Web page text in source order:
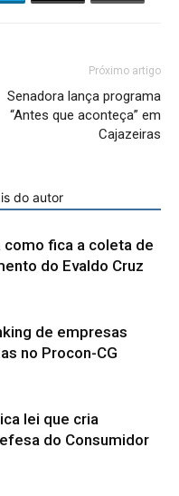
Próximo artigo
Senadora lança programa
“Antes que aconteça” em
Cajazeiras
do autor
como fica a coleta de
do Evaldo Cruz
de empresas
no Procon-CG
lei que cria
do Consumidor